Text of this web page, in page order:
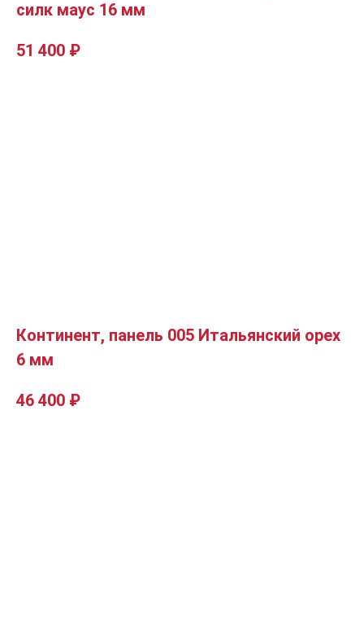
силк маус 16 мм
51 400 ₽
Континент, панель 005 Итальянский орех
6 мм
46 400 ₽